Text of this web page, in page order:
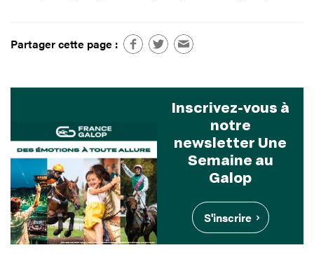
Partager cette page :
Inscrivez-vous à
notre
newsletter Une
Semaine au
Galop
S'inscrire